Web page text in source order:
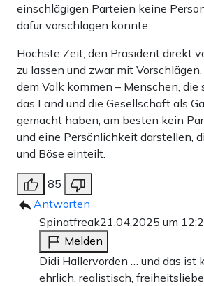
einschlägigen Parteien keine
dafür vorschlagen könnte.
Höchste Zeit, den Präsident direkt
zu lassen und zwar mit
dem Volk kommen – Menschen, die
das Land und die Gesellschaft als
gemacht haben, am besten kein
und eine Persönlichkeit darstellen,
und Böse einteilt.
85
Antworten
Spinatfreak21.04.2025 um
Melden
Didi Hallervorden … und das ist
ehrlich, realistisch,